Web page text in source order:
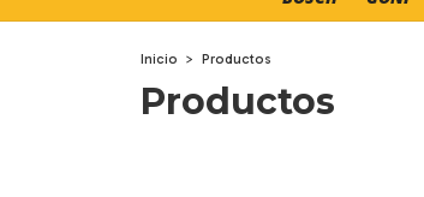
Inicio > Productos
Productos